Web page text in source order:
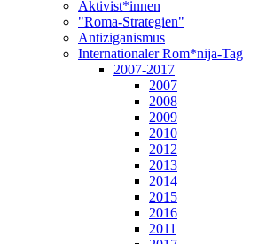
Aktivist*innen
"Roma-Strategien"
Antiziganismus
Internationaler Rom*nija-Tag
2007-2017
2007
2008
2009
2010
2012
2013
2014
2015
2016
2011